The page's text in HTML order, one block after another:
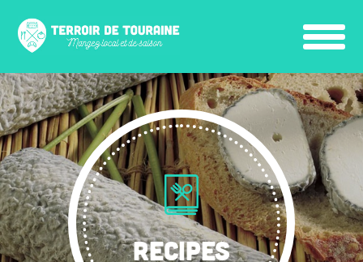
RECIPES